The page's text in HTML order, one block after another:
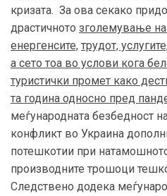
кризата. За ова секако
драстичното зголемување на
енергенсите, трудот,
а сето тоа во услови кога
туристички промет како
та година односно пред
меѓународната безбедност
конфликт во Украина
потешкотии при
производните трошоци
Следствено додека